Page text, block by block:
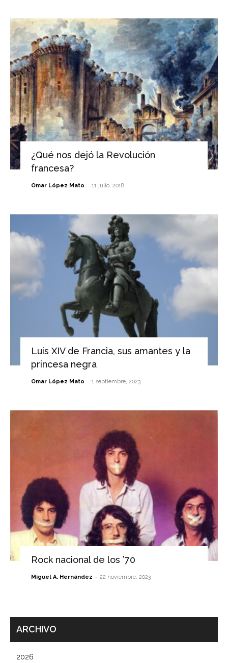
¿Qué nos dejó la Revolución
francesa?
Omar López Mato - 11 julio, 2018
Luis XIV de Francia, sus amantes y la
princesa negra
Omar López Mato - 1 septiembre, 2023
Rock nacional de los ’70
Miguel A. Hernández - 22 noviembre, 2023
ARCHIVO
2026